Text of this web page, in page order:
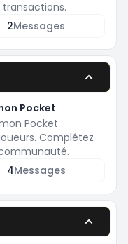
2Messages
Pocket
Pocket
Complétez
4Messages